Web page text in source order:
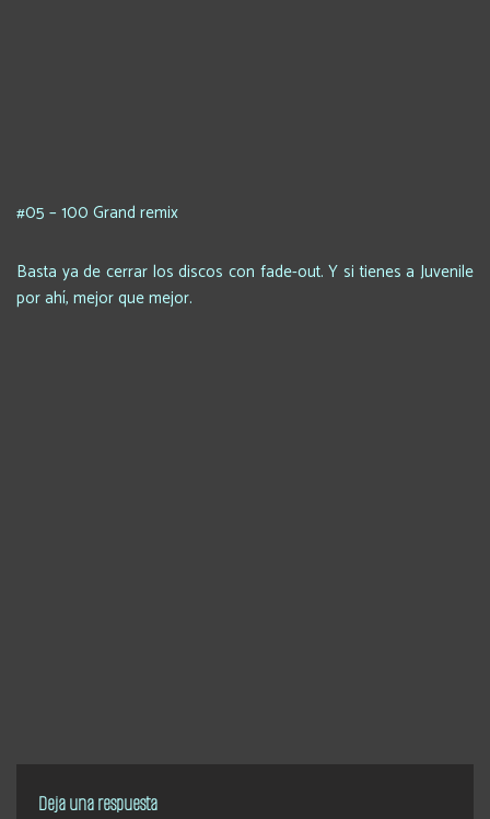
#05 – 100 Grand remix
Basta ya de cerrar los discos con fade-out. Y si tienes a Juvenile
por ahí, mejor que mejor.
Deja una respuesta